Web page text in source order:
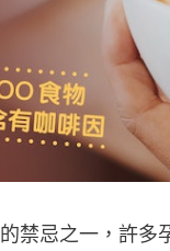
禁忌之一，許多